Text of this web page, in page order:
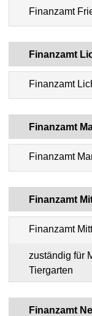
Finanzamt
Finanzamt
Finanzamt
Finanzamt
Finanzamt
Finanzamt
Finanzamt
zuständig für Mitte - Nur für die
Tiergarten
Finanzamt